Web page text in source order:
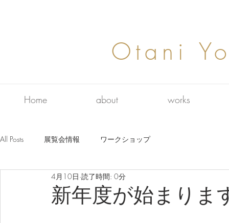
Otani
Home about works
All Posts 展覧会情報 ワークショップ
新年度が始まりま
4月10日 読了時間: 0分